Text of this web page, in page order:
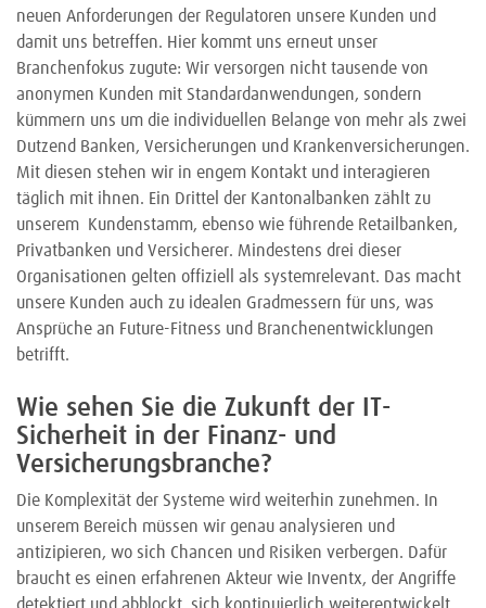
neuen Anforderungen der Regulatoren unsere Kunden und
damit uns betreffen. Hier kommt uns erneut unser
Branchenfokus zugute: Wir versorgen nicht tausende von
anonymen Kunden mit Standardanwendungen, sondern
kümmern uns um die individuellen Belange von mehr als zwei
Dutzend Banken, Versicherungen und Krankenversicherungen.
Mit diesen stehen wir in engem Kontakt und interagieren
täglich mit ihnen. Ein Drittel der Kantonalbanken zählt zu
unserem Kundenstamm, ebenso wie führende Retailbanken,
Privatbanken und Versicherer. Mindestens drei dieser
Organisationen gelten offiziell als systemrelevant. Das macht
unsere Kunden auch zu idealen Gradmessern für uns, was
Ansprüche an Future-Fitness und Branchenentwicklungen
betrifft.
Wie sehen Sie die Zukunft der IT-
Sicherheit in der Finanz- und
Versicherungsbranche?
Die Komplexität der Systeme wird weiterhin zunehmen. In
unserem Bereich müssen wir genau analysieren und
antizipieren, wo sich Chancen und Risiken verbergen. Dafür
braucht es einen erfahrenen Akteur wie Inventx, der Angriffe